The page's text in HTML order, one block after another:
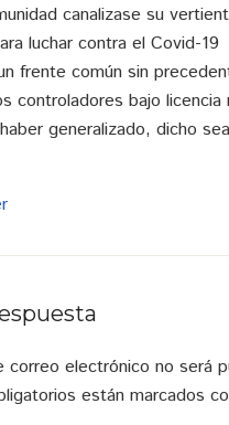
canalizase su
luchar contra el Covid-19
frente común sin
controladores bajo licencia
generalizado, dicho
correo electrónico no será
están marcados